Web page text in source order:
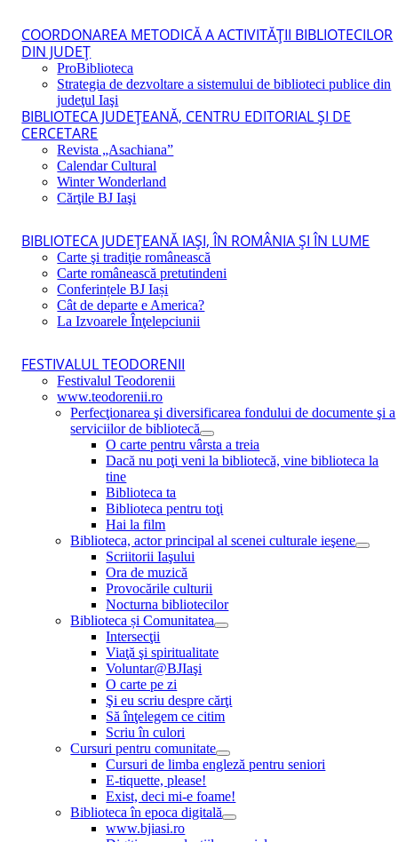
COORDONAREA METODICĂ A ACTIVITĂŢII BIBLIOTECILOR
DIN JUDEŢ
ProBiblioteca
Strategia de dezvoltare a sistemului de biblioteci publice din
judeţul Iaşi
BIBLIOTECA JUDEŢEANĂ, CENTRU EDITORIAL ŞI DE
CERCETARE
Revista „Asachiana”
Calendar Cultural
Winter Wonderland
Cărţile BJ Iaşi
BIBLIOTECA JUDEŢEANĂ IAŞI, ÎN ROMÂNIA ŞI ÎN LUME
Carte şi tradiţie românească
Carte românească pretutindeni
Conferințele BJ Iași
Cât de departe e America?
La Izvoarele Înţelepciunii
FESTIVALUL TEODORENII
Festivalul Teodorenii
www.teodorenii.ro
Perfecţionarea şi diversificarea fondului de documente şi a
serviciilor de bibliotecă
O carte pentru vârsta a treia
Dacă nu poţi veni la bibliotecă, vine biblioteca la
tine
Biblioteca ta
Biblioteca pentru toţi
Hai la film
Biblioteca, actor principal al scenei culturale ieşene
Scriitorii Iaşului
Ora de muzică
Provocările culturii
Nocturna bibliotecilor
Biblioteca și Comunitatea
Intersecţii
Viaţă şi spiritualitate
Voluntar@BJIaşi
O carte pe zi
Şi eu scriu despre cărţi
Să înţelegem ce citim
Scriu în culori
Cursuri pentru comunitate
Cursuri de limba engleză pentru seniori
E-tiquette, please!
Exist, deci mi-e foame!
Biblioteca în epoca digitală
www.bjiasi.ro